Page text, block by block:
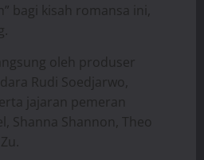
bagi kisah romansa ini,
oleh produser
Rudi Soedjarwo,
jajaran pemeran
Shanna Shannon, Theo